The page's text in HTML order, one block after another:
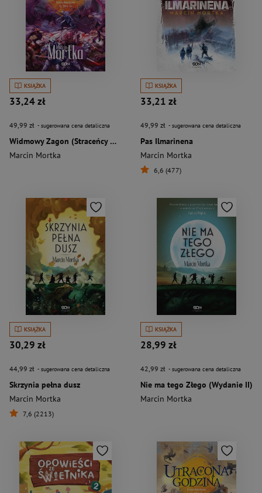
KSIĄŻKA
33,24 zł
49,99 zł - sugerowana cena detaliczna
Widmowy Zagon (Straceńcy Madsa Voortena #3)
Marcin Mortka
KSIĄŻKA
33,21 zł
49,99 zł - sugerowana cena detaliczna
Pas Ilmarinena
Marcin Mortka
6,6 (477)
KSIĄŻKA
30,29 zł
44,99 zł - sugerowana cena detaliczna
Skrzynia pełna dusz
Marcin Mortka
7,6 (2213)
KSIĄŻKA
28,99 zł
42,99 zł - sugerowana cena detaliczna
Nie ma tego Złego (Wydanie II)
Marcin Mortka